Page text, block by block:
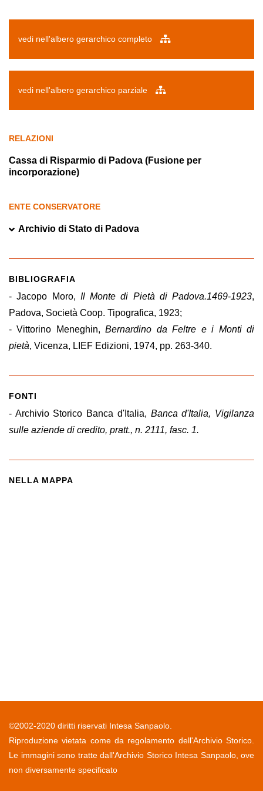
vedi nell'albero gerarchico completo
vedi nell'albero gerarchico parziale
RELAZIONI
Cassa di Risparmio di Padova (Fusione per
incorporazione)
ENTE CONSERVATORE
Archivio di Stato di Padova
BIBLIOGRAFIA
- Jacopo Moro, Il Monte di Pietà di Padova.1469-1923,
Padova, Società Coop. Tipografica, 1923;
- Vittorino Meneghin,Bernardino da Feltre e i Monti di
pietà, Vicenza, LIEF Edizioni, 1974, pp. 263-340.
FONTI
- Archivio Storico Banca d'Italia, Banca d'Italia, Vigilanza
sulle aziende di credito, pratt., n. 2111, fasc. 1.
NELLA MAPPA
©2002-2020 diritti riservati Intesa Sanpaolo.
Riproduzione vietata come da regolamento dell'Archivio Storico.
Le immagini sono tratte dall'Archivio Storico Intesa Sanpaolo, ove
non diversamente specificato